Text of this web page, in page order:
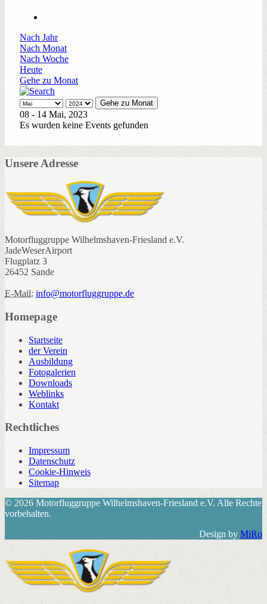
Nach Jahr
Nach Monat
Nach Woche
Heute
Gehe zu Monat
Gehe zu Monat
08 - 14 Mai, 2023
Es wurden keine Events gefunden
Unsere Adresse
Motorfluggruppe Wilhelmshaven-Friesland e.V.
JadeWeserAirport
Flugplatz 3
26452 Sande
E-Mail: info@motorfluggruppe.de
Homepage
Startseite
der Verein
Ausbildung
Fotogalerien
Downloads
Weblinks
Kontakt
Rechtliches
Impressum
Datenschutz
Cookie-Hinweis
Sitemap
© 2026 Motorfluggruppe Wilhelmshaven-Friesland e.V. Alle Rechte
vorbehalten.
Design by MiRo